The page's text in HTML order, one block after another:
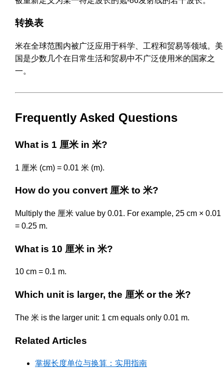
转换表
米在全球范围内被广泛应用于科学、工程和贸易等领域。美
国是少数几个在日常生活和贸易中不广泛使用米的国家之
一。
Frequently Asked Questions
What is 1 厘米 in 米?
1 厘米 (cm) = 0.01 米 (m).
How do you convert 厘米 to 米?
Multiply the 厘米 value by 0.01. For example, 25 cm × 0.01
= 0.25 m.
What is 10 厘米 in 米?
10 cm = 0.1 m.
Which unit is larger, the 厘米 or the 米?
The 米 is the larger unit: 1 cm equals only 0.01 m.
Related Articles
掌握长度单位与换算：实用指南